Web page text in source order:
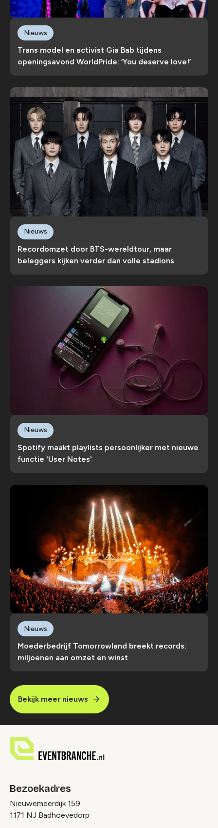
Trans model en activist Gia Bab tijdens
openingsavond WorldPride: ‘You deserve love!’
Nieuws
Recordomzet door BTS-wereldtour, maar
beleggers kijken verder dan volle stadions
Nieuws
Spotify maakt playlists persoonlijker met nieuwe
functie 'User Notes'
Nieuws
Moederbedrijf Tomorrowland breekt records:
miljoenen aan omzet en winst
Nieuws
Bekijk meer nieuws
Bezoekadres
Nieuwemeerdijk 159
1171 NJ Badhoevedorp